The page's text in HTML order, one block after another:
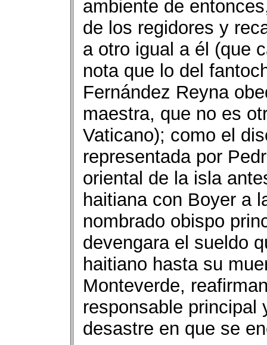
ambiente de
de los regidores y
a otro igual a él (que
nota que lo del
Fernández Reyna
maestra, que no es
Vaticano); como el
representada por
oriental de la isla
haitiana con Boyer a
nombrado obispo
devengara el sueldo
haitiano hasta su
Monteverde,
responsable principal
desastre en que se